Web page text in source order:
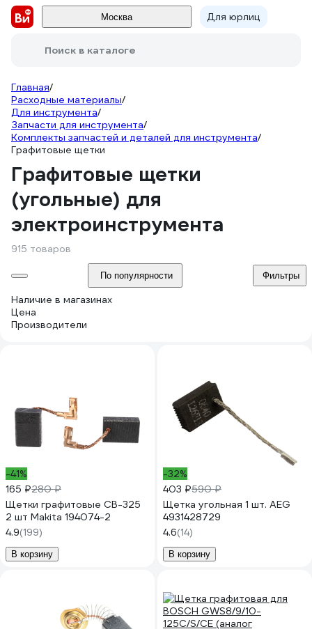
Москва Для юрлиц
Поиск в каталоге
Главная/
Расходные материалы/
Для инструмента/
Запчасти для инструмента/
Комплекты запчастей и деталей для инструмента/
Графитовые щетки
Графитовые щетки
(угольные) для
электроинструмента
915 товаров
По популярности Фильтры
Наличие в магазинах
Цена
Производители
-41%
165 ₽280 ₽
Щетки графитовые CB-325
2 шт Makita 194074-2
4.9(199)
В корзину
-32%
403 ₽590 ₽
Щетка угольная 1 шт. AEG
4931428729
4.6(14)
В корзину